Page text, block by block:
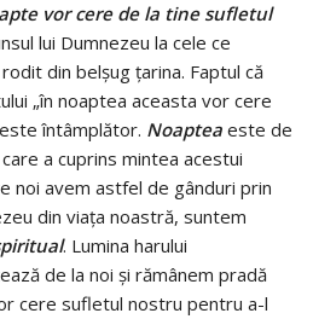
vor cere de la tine sufletul
lui Dumnezeu la cele ce
din belşug ţarina. Faptul că
„în noaptea aceasta vor cere
întâmplător. Noaptea este de
a cuprins mintea acestui
noi avem astfel de gânduri prin
din viaţa noastră, suntem
. Lumina harului
de la noi şi rămânem pradă
cere sufletul nostru pentru a-l